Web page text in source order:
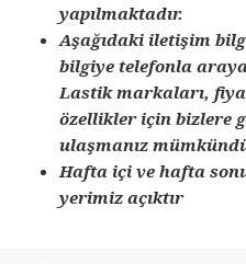
yapılmaktadır.
Aşağıdaki iletişim
bilgiye telefonla
Lastik markaları,
özellikler için bizlere
ulaşmanız
Hafta içi ve hafta
yerimiz açıktır